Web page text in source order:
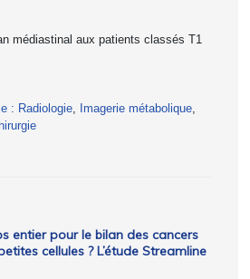
médiastinal aux patients classés T1
: Radiologie, Imagerie métabolique,
entier pour le bilan des cancers
cellules ? L’étude Streamline